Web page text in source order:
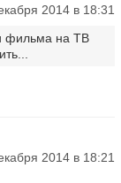
2014 в 18:31
фильма на ТВ
2014 в 18:21